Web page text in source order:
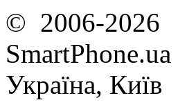
© 2006-2026
SmartPhone.ua
Україна, Київ